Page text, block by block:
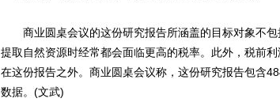
商业圆桌会议的这份研究报告所涵盖的目标对象不包
提取自然资源时经常都会面临更高的税率。此外，税前
在这份报告之外。商业圆桌会议称，这份研究报告包含
数据。(文武)